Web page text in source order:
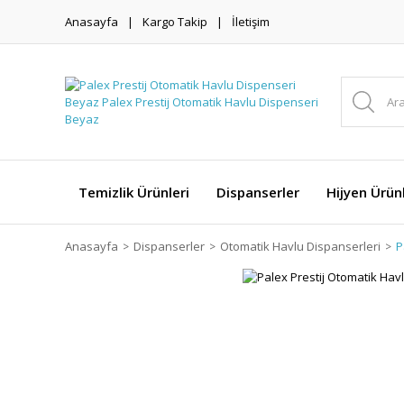
Anasayfa Kargo Takip İletişim
Temizlik Ürünleri Dispanserler Hijyen
Anasayfa Dispanserler Otomatik Havlu Dispanserleri